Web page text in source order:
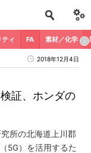
ィ FA 素材／化学
2018年12月4日
証、ホンダの
所の北海道上川郡
5G）を活用するた